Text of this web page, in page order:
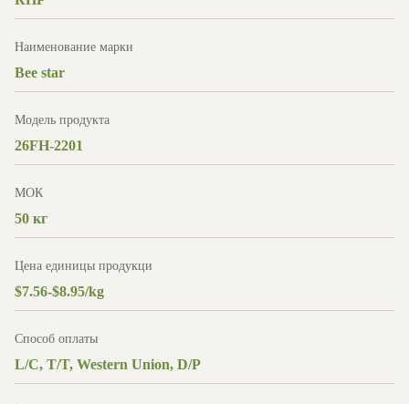
Наименование марки
Bee star
Модель продукта
26FH-2201
МОК
50 кг
Цена единицы продукци
$7.56-$8.95/kg
Способ оплаты
L/C, T/T, Western Union, D/P